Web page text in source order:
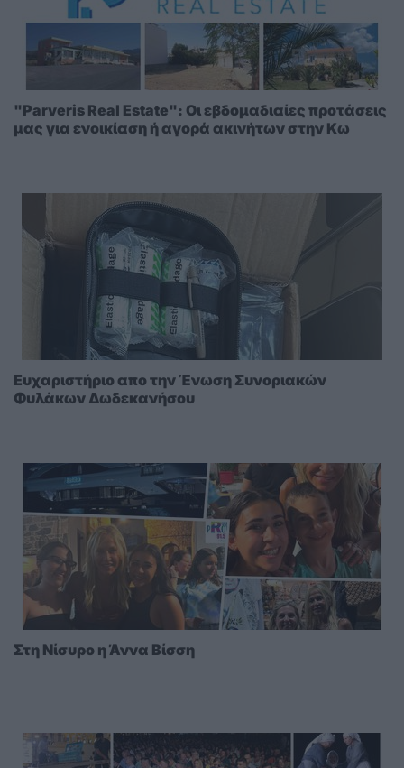
"Parveris Real Estate": Οι εβδομαδιαίες προτάσεις
μας για ενοικίαση ή αγορά ακινήτων στην Κω
Ευχαριστήριο απο την Ένωση Συνοριακών
Φυλάκων Δωδεκανήσου
Στη Νίσυρο η Άννα Βίσση